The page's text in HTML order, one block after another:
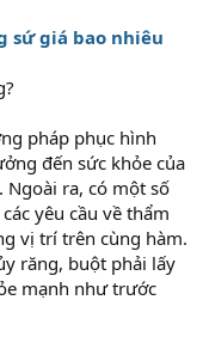
sứ giá bao nhiêu
pháp phục hình
đến sức khỏe của
Ngoài ra, có một số
yêu cầu về thẩm
vị trí trên cùng hàm.
răng, buột phải lấy
mạnh như trước